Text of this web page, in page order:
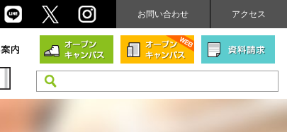
お問い合わせ アクセス